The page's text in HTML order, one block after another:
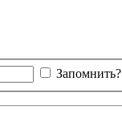
Запомнить?